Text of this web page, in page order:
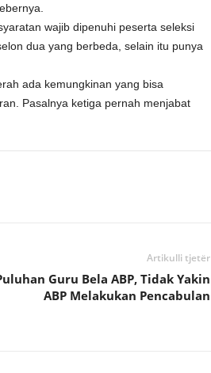
wajib dipenuhi peserta seleksi
dua yang berbeda, selain itu punya
ada kemungkinan yang bisa
Pasalnya ketiga pernah menjabat
Artikulli tjetër
Guru Bela ABP, Tidak Yakin
ABP Melakukan Pencabulan